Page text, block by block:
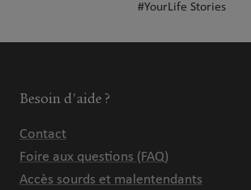
#YourLife Stories
Besoin d'aide ?
Contact
Foire aux questions (FAQ)
Accès sourds et malentendants